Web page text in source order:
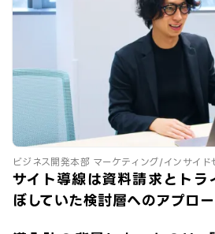
ビジネス開発本部 マーケティング/インサイ
谷瞬歩様
サイト導線は資料請求とトラ
ぼしていた検討層へのアプロ